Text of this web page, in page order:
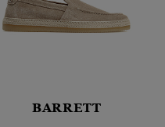
BARRETT